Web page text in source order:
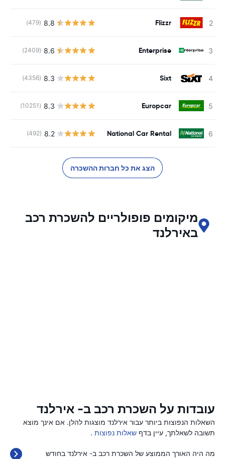
Flizzr
8.8
(479)
Enterprise
8.6
(2409)
Sixt
8.3
(4356)
Europcar
8.3
(10251)
National Car Rental
8.2
(492)
הצג את כל חברות ההשכרה
מיקומים פופולריים להשכרת רכב
באירלנד
עובדות על השכרת רכב ב- אירלנד
השאלות הנפוצות ביותר עבור אירלנד מוצגות להלן. אם אינך מוצא
תשובה לשאלתך, עיין בדף שאלות נפוצות .
מה היה האורך הממוצע של השכרת רכב ב- אירלנד בחודש